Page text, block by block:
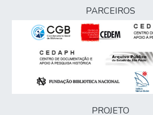
PARCEIROS
PROJETO